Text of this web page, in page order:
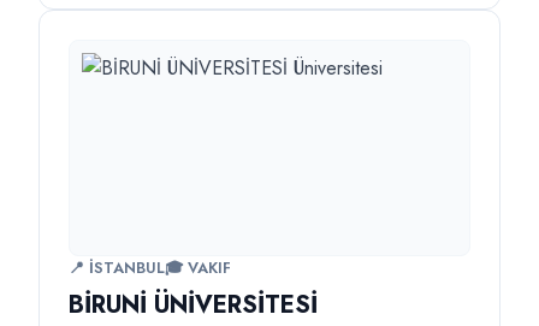
📍 İSTANBUL🎓 VAKIF
BİRUNİ ÜNİVERSİTESİ